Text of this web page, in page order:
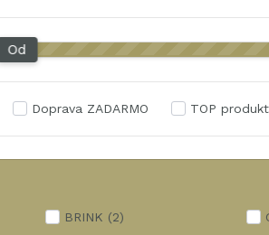
Od
Doprava ZADARMO TOP produkt
BRINK (2)